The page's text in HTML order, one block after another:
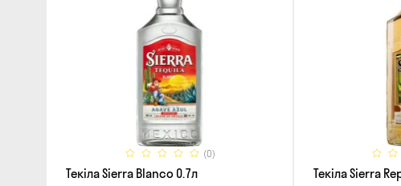
(0)
Текіла Sierra Blanco 0.7л Текіла Sierra